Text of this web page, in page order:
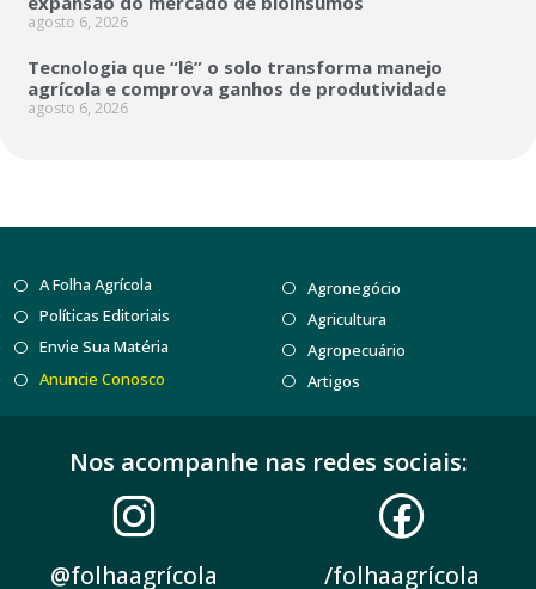
agosto 6, 2026
Tecnologia que “lê” o solo transforma manejo
agrícola e comprova ganhos de produtividade
agosto 6, 2026
A Folha Agrícola
Políticas Editoriais
Envie Sua Matéria
Anuncie Conosco
Agronegócio
Agricultura
Agropecuário
Artigos
Nos acompanhe nas redes sociais:
@folhaagrícola /folhaagrícola